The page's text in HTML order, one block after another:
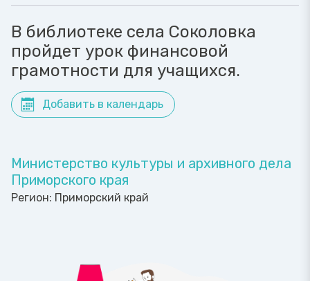
В библиотеке села Соколовка
пройдет урок финансовой
грамотности для учащихся.
Добавить в календарь
Министерство культуры и архивного дела
Приморского края
Регион: Приморский край